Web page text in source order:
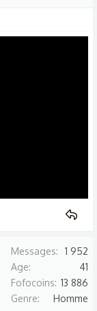
Messages
1 952
Age
41
Fofocoins 13 886
Genre
Homme